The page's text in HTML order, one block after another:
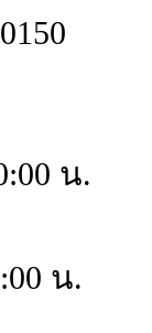
น.
น.